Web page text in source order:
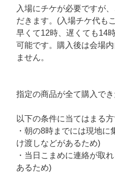
入場にチケが必要ですが
だきます。(入場チケ代も
早くて12時、遅くても14
可能です。購入後は会場
ません。
指定の商品が全て購入で
以下の条件に当てはまる
・朝の8時までには現地
け渡しなどがあるため)
・当日こまめに連絡が取
あるため)